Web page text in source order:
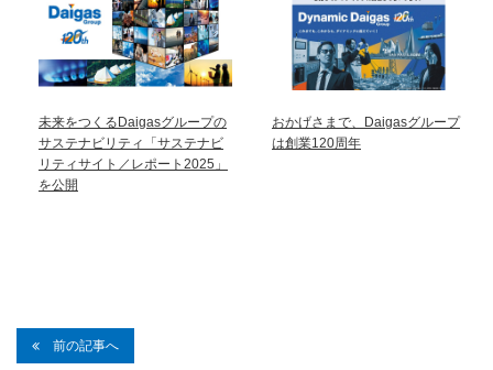
未来をつくるDaigasグループの
サステナビリティ「サステナビ
リティサイト／レポート2025」
を公開
おかげさまで、Daigasグループ
は創業120周年
前の記事へ